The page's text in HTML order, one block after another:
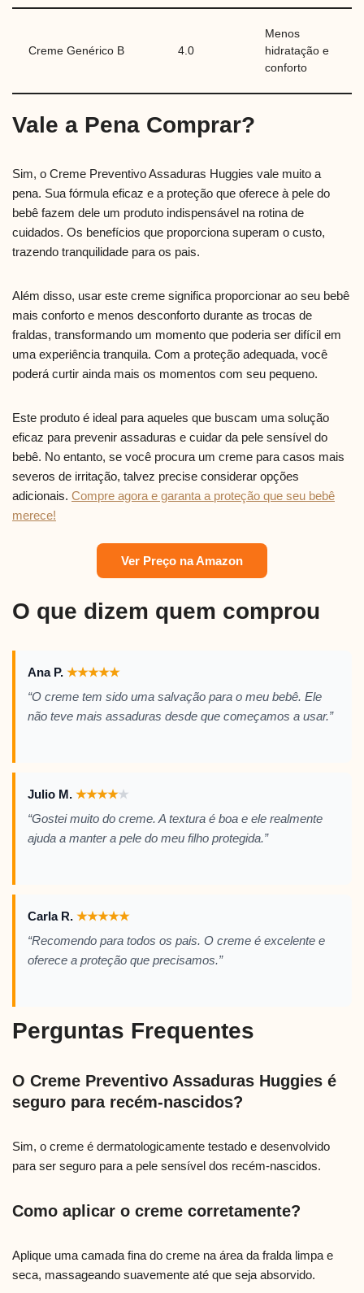
Creme Genérico B 4.0
Menos
hidratação e
conforto
Vale a Pena Comprar?
Sim, o Creme Preventivo Assaduras Huggies vale muito a
pena. Sua fórmula eficaz e a proteção que oferece à pele do
bebê fazem dele um produto indispensável na rotina de
cuidados. Os benefícios que proporciona superam o custo,
trazendo tranquilidade para os pais.
Além disso, usar este creme significa proporcionar ao seu bebê
mais conforto e menos desconforto durante as trocas de
fraldas, transformando um momento que poderia ser difícil em
uma experiência tranquila. Com a proteção adequada, você
poderá curtir ainda mais os momentos com seu pequeno.
Este produto é ideal para aqueles que buscam uma solução
eficaz para prevenir assaduras e cuidar da pele sensível do
bebê. No entanto, se você procura um creme para casos mais
severos de irritação, talvez precise considerar opções
adicionais. Compre agora e garanta a proteção que seu bebê
merece!
Ver Preço na Amazon
O que dizem quem comprou
Ana P. ★★★★★
“O creme tem sido uma salvação para o meu bebê. Ele
não teve mais assaduras desde que começamos a usar.”
Julio M. ★★★★★
“Gostei muito do creme. A textura é boa e ele realmente
ajuda a manter a pele do meu filho protegida.”
Carla R. ★★★★★
“Recomendo para todos os pais. O creme é excelente e
oferece a proteção que precisamos.”
Perguntas Frequentes
O Creme Preventivo Assaduras Huggies é
seguro para recém-nascidos?
Sim, o creme é dermatologicamente testado e desenvolvido
para ser seguro para a pele sensível dos recém-nascidos.
Como aplicar o creme corretamente?
Aplique uma camada fina do creme na área da fralda limpa e
seca, massageando suavemente até que seja absorvido.